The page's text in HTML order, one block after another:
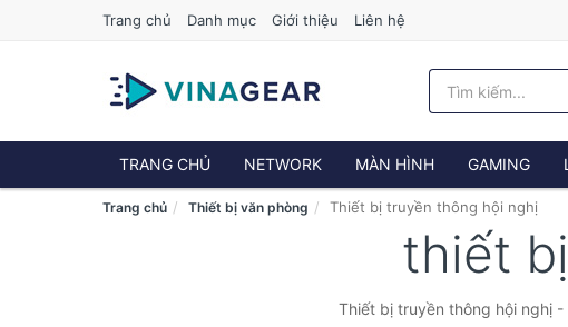
Trang chủ Danh mục Giới thiệu Liên hệ
TRANG CHỦ NETWORK MÀN HÌNH GAMING
Trang chủ Thiết bị văn phòng Thiết bị truyền thông hội nghị
thiết
Thiết bị truyền thông hội nghị